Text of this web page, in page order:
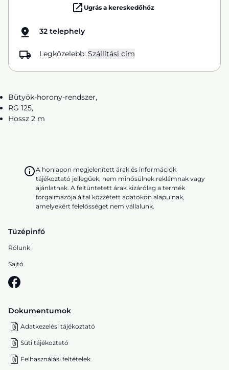
Ugrás a kereskedőhöz
32 telephely
Legközelebb: Szállítási cím
Bütyök-horony-rendszer,
RG 125,
Hossz 2 m
A honlapon megjelenített árak és információk
tájékoztató jellegűek, nem minősülnek reklámnak vagy
ajánlatnak. A feltüntetett árak kizárólag a termék
forgalmazója által közzétett adatokon alapulnak,
amelyekért felelősséget nem vállalunk.
Tüzépinfó
Rólunk
Sajtó
Dokumentumok
Adatkezelési tájékoztató
Süti tájékoztató
Felhasználási feltételek